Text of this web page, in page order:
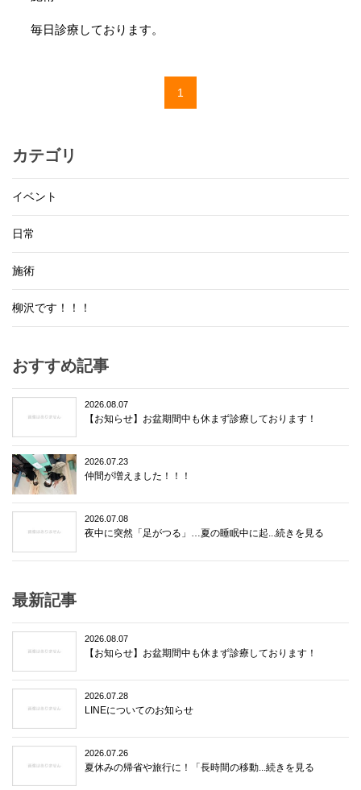
毎日診療しております。
1
カテゴリ
イベント
日常
施術
柳沢です！！！
おすすめ記事
2026.08.07
【お知らせ】お盆期間中も休まず診療しております！
2026.07.23
仲間が増えました！！！
2026.07.08
夜中に突然「足がつる」…夏の睡眠中に起...続きを見る
最新記事
2026.08.07
【お知らせ】お盆期間中も休まず診療しております！
2026.07.28
LINEについてのお知らせ
2026.07.26
夏休みの帰省や旅行に！「長時間の移動...続きを見る